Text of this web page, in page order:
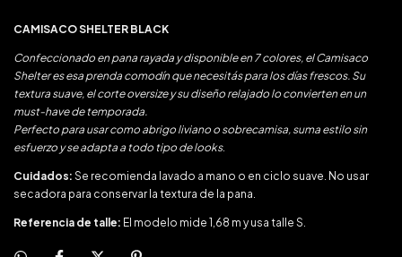
CAMISACO SHELTER BLACK
Confeccionado en pana rayada y disponible en 7 colores, el Camisaco
Shelter es esa prenda comodín que necesitás para los días frescos. Su
textura suave, el corte oversize y su diseño relajado lo convierten en un
must-have de temporada.
Perfecto para usar como abrigo liviano o sobrecamisa, suma estilo sin
esfuerzo y se adapta a todo tipo de looks.
Cuidados: Se recomienda lavado a mano o en ciclo suave. No usar
secadora para conservar la textura de la pana.
Referencia de talle: El modelo mide 1,68 m y usa talle S.